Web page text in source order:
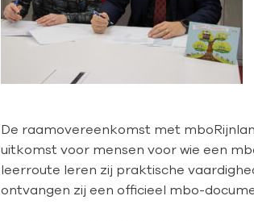
De raamovereenkomst met
uitkomst voor mensen voor wie een
leerroute leren zij praktische
ontvangen zij een officieel mbo-